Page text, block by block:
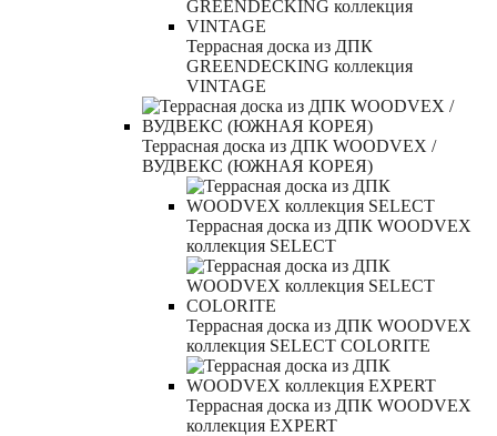
Террасная доска из ДПК
GREENDECKING коллекция
VINTAGE
Террасная доска из ДПК WOODVEX /
ВУДВЕКС (ЮЖНАЯ КОРЕЯ)
Террасная доска из ДПК WOODVEX
коллекция SELECT
Террасная доска из ДПК WOODVEX
коллекция SELECT COLORITE
Террасная доска из ДПК WOODVEX
коллекция EXPERT